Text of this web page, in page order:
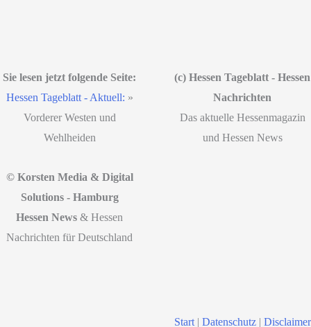
Sie lesen jetzt folgende Seite:
Hessen Tageblatt - Aktuell: »
Vorderer Westen und
Wehlheiden
(c) Hessen Tageblatt - Hessen
Nachrichten
Das aktuelle Hessenmagazin
und Hessen News
© Korsten Media & Digital
Solutions - Hamburg
Hessen News & Hessen
Nachrichten für Deutschland
Start | Datenschutz | Disclaimer